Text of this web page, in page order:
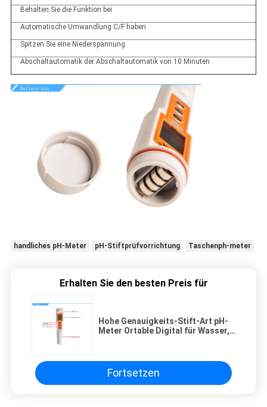
Behalten Sie die Funktion bei
Automatische Umwandlung C/F haben
Spitzen Sie eine Niederspannung
Abschaltautomatik der Abschaltautomatik von 10 Minuten
handliches pH-Meter pH-Stiftprüfvorrichtung Taschenph-meter
Erhalten Sie den besten Preis für
Hohe Genauigkeits-Stift-Art pH-
Meter Ortable Digital für Wasser,
Fortsetzen